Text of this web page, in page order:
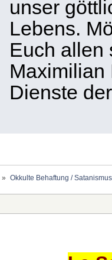
unser
Lebens.
Euch allen
Maximilian
Dienste
» Okkulte Behaftung /